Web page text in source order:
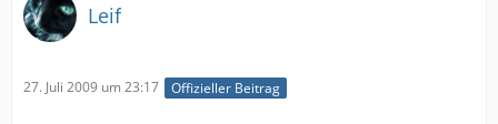
Leif
27. Juli 2009 um 23:17 Offizieller Beitrag